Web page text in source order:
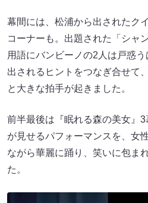
幕間には、松浦から出されたク
コーナーも。出題された「シャ
用語にバンビーノの2人は戸惑
出されるヒントをつなぎ合せて
と大きな拍手が起きました。
前半最後は『眠れる森の美女』
が見せるパフォーマンスを、女
ながら華麗に踊り、笑いに包ま
た。